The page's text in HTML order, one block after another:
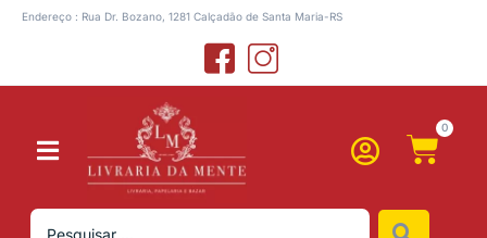
Endereço : Rua Dr. Bozano, 1281 Calçadão de Santa Maria-RS
0